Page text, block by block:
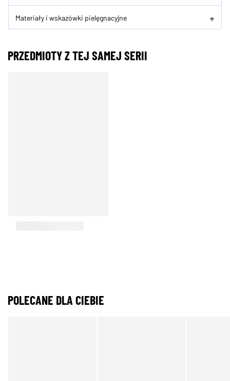
Materiały i wskazówki pielęgnacyjne
PRZEDMIOTY Z TEJ SAMEJ SERII
POLECANE DLA CIEBIE